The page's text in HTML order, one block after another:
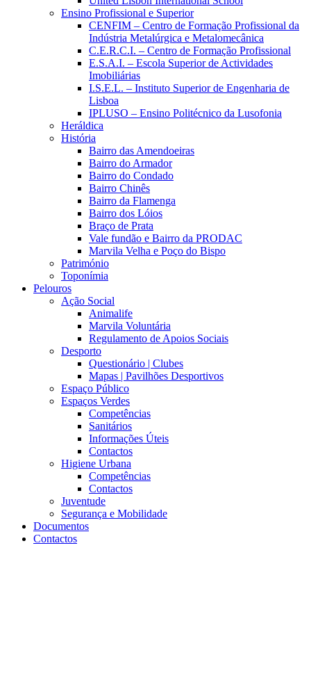
Ensino Profissional e Superior
CENFIM – Centro de Formação Profissional da
Indústria Metalúrgica e Metalomecânica
C.E.R.C.I. – Centro de Formação Profissional
E.S.A.I. – Escola Superior de Actividades
Imobiliárias
I.S.E.L. – Instituto Superior de Engenharia de
Lisboa
IPLUSO – Ensino Politécnico da Lusofonia
Heráldica
História
Bairro das Amendoeiras
Bairro do Armador
Bairro do Condado
Bairro Chinês
Bairro da Flamenga
Bairro dos Lóios
Braço de Prata
Vale fundão e Bairro da PRODAC
Marvila Velha e Poço do Bispo
Património
Toponímia
Pelouros
Ação Social
Animalife
Marvila Voluntária
Regulamento de Apoios Sociais
Desporto
Questionário | Clubes
Mapas | Pavilhões Desportivos
Espaço Público
Espaços Verdes
Competências
Sanitários
Informações Úteis
Contactos
Higiene Urbana
Competências
Contactos
Juventude
Segurança e Mobilidade
Documentos
Contactos